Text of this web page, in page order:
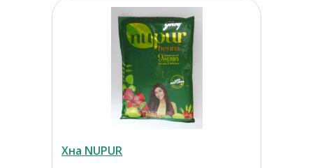
Хна NUPUR